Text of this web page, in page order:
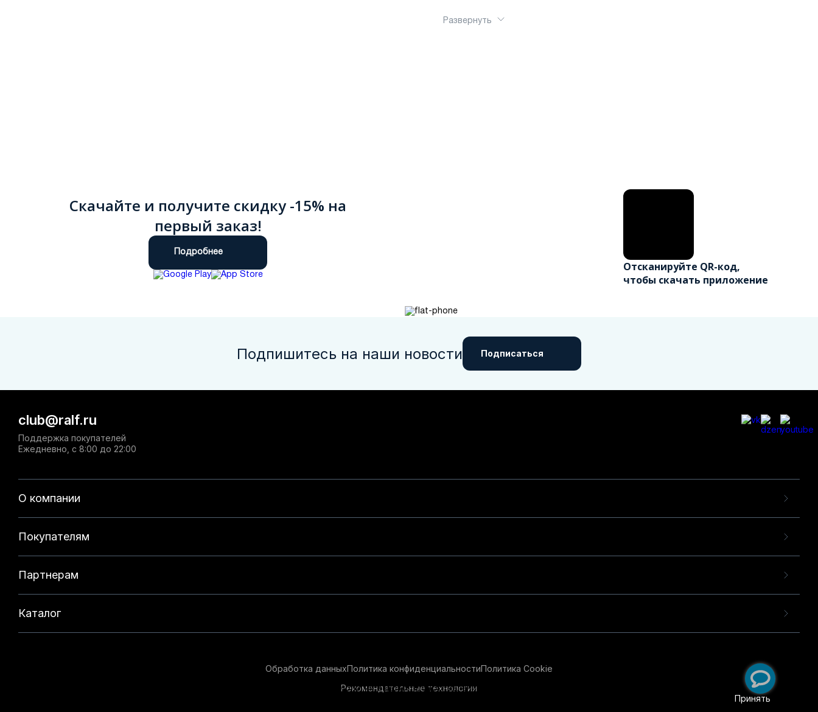
Развернуть
Скачайте и получите скидку -15% на
первый заказ!
Подробнее
Отсканируйте QR-код,
чтобы скачать приложение
Подпишитесь на наши новости Подписаться
О компании
Покупателям
Партнерам
Каталог
club@ralf.ru
Поддержка покупателей
Ежедневно, с 8:00 до 22:00
Обработка данныхПолитика конфиденциальностиПолитика Cookie
Рекомендательные технологии
Данный веб-сайт использует cookie-файлы и рекомендательные технологии в целях предоставления вам лучшего пользовательского опыта
Принять